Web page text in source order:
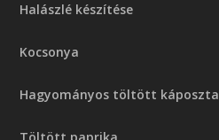
Halászlé készítése
Kocsonya
Hagyományos töltött káposzta